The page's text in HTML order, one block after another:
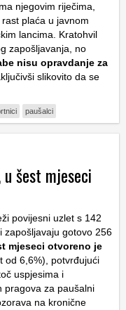
njegovim riječima,
plaća u javnom
lancima. Kratohvil
zapošljavanja, no
nisu opravdanje za
slikovito da se
paušalci
šest mjeseci
povijesni uzlet s 142
zapošljavaju gotovo 256
mjeseci otvoreno je
od 6,6%), potvrđujući
uspjesima i
pragova za paušalni
na kronične